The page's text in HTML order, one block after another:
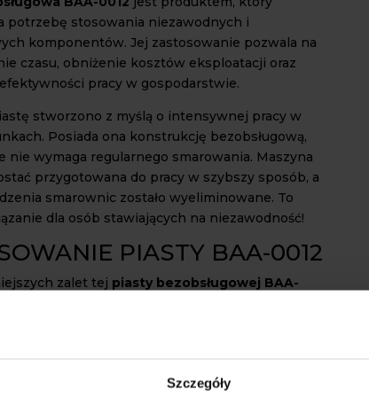
Szczegóły
potrzebę stosowania niezawodnych i
komponentów. Jej zastosowanie pozwala na
czasu, obniżenie kosztów eksploatacji oraz
pracy w gospodarstwie.
stworzono z myślą o intensywnej pracy w
Posiada ona konstrukcję bezobsługową,
nie wymaga regularnego smarowania. Maszyna
przygotowana do pracy w szybszy sposób, a
smarownic zostało wyeliminowane. To
dla osób stawiających na niezawodność!
PIASTY BAA-0012
zalet tej piasty bezobsługowej BAA-
twardości odpowiednimi metodami. Dzięki
pewność, że produkt nie ulegnie awarii oraz